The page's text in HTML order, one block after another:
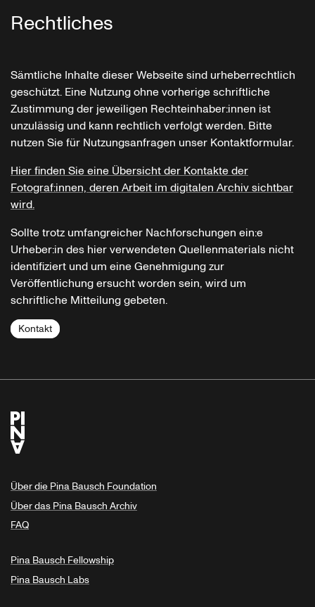
Rechtliches
Sämtliche Inhalte dieser Webseite sind urheberrechtlich
geschützt. Eine Nutzung ohne vorherige schriftliche
Zustimmung der jeweiligen Rechteinhaber:innen ist
unzulässig und kann rechtlich verfolgt werden. Bitte
nutzen Sie für Nutzungsanfragen unser Kontaktformular.
Hier finden Sie eine Übersicht der Kontakte der
Fotograf:innen, deren Arbeit im digitalen Archiv sichtbar
wird.
Sollte trotz umfangreicher Nachforschungen ein:e
Urheber:in des hier verwendeten Quellenmaterials nicht
identifiziert und um eine Genehmigung zur
Veröffentlichung ersucht worden sein, wird um
schriftliche Mitteilung gebeten.
Kontakt
Über die Pina Bausch Foundation
Über das Pina Bausch Archiv
FAQ
Pina Bausch Fellowship
Pina Bausch Labs